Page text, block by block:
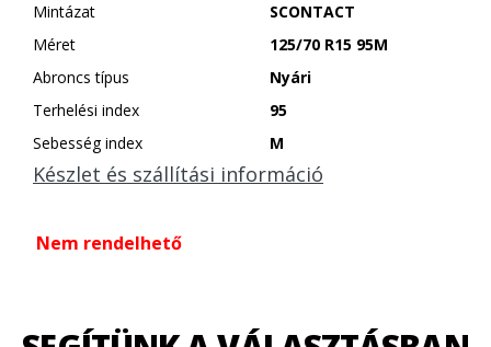
Mintázat
SCONTACT
Méret
125/70 R15 95M
Abroncs típus
Nyári
Terhelési index
95
Sebesség index
M
Készlet és szállítási információ
Nem rendelhető